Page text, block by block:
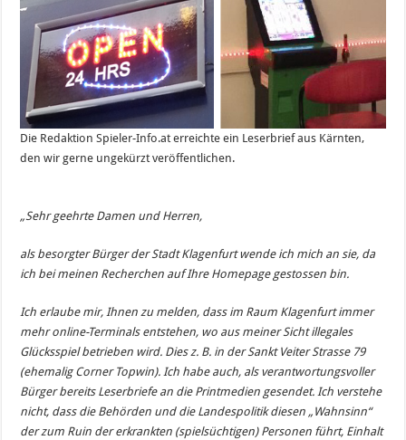
Die Redaktion Spieler-Info.at erreichte ein Leserbrief aus Kärnten,
den wir gerne ungekürzt veröffentlichen.
„Sehr geehrte Damen und Herren,
als besorgter Bürger der Stadt Klagenfurt wende ich mich an sie, da
ich bei meinen Recherchen auf Ihre Homepage gestossen bin.
Ich erlaube mir, Ihnen zu melden, dass im Raum Klagenfurt immer
mehr online-Terminals entstehen, wo aus meiner Sicht illegales
Glücksspiel betrieben wird. Dies z. B. in der Sankt Veiter Strasse 79
(ehemalig Corner Topwin). Ich habe auch, als verantwortungsvoller
Bürger bereits Leserbriefe an die Printmedien gesendet. Ich verstehe
nicht, dass die Behörden und die Landespolitik diesen „Wahnsinn“
der zum Ruin der erkrankten (spielsüchtigen) Personen führt, Einhalt